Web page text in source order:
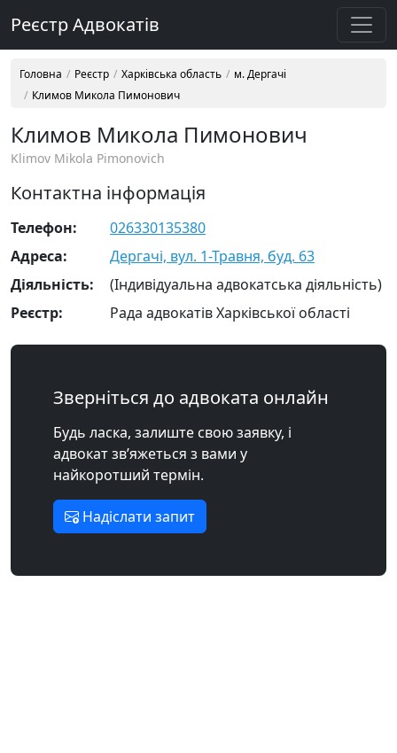
Реєстр Адвокатів
Головна Реєстр Харківська область
м. Дергачі
Климов Микола Пимонович
Климов Микола Пимонович
Klimov Mikola Pimonovich
Контактна інформація
Телефон:
026330135380
Адреса:
Дергачі, вул. 1-Травня, буд. 63
Діяльність:
(Індивідуальна адвокатська діяльність)
Реєстр:
Рада адвокатів Харківської області
Зверніться до адвоката онлайн
Будь ласка, залиште свою заявку, і
адвокат зв’яжеться з вами у
найкоротший термін.
Надіслати запит